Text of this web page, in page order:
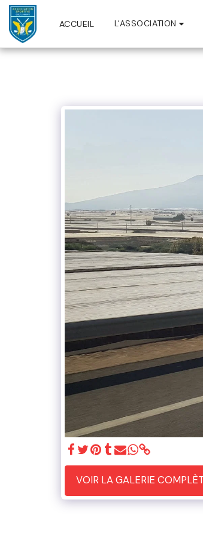
ACCUEIL L'ASSOCIATION
VOIR LA GALERIE